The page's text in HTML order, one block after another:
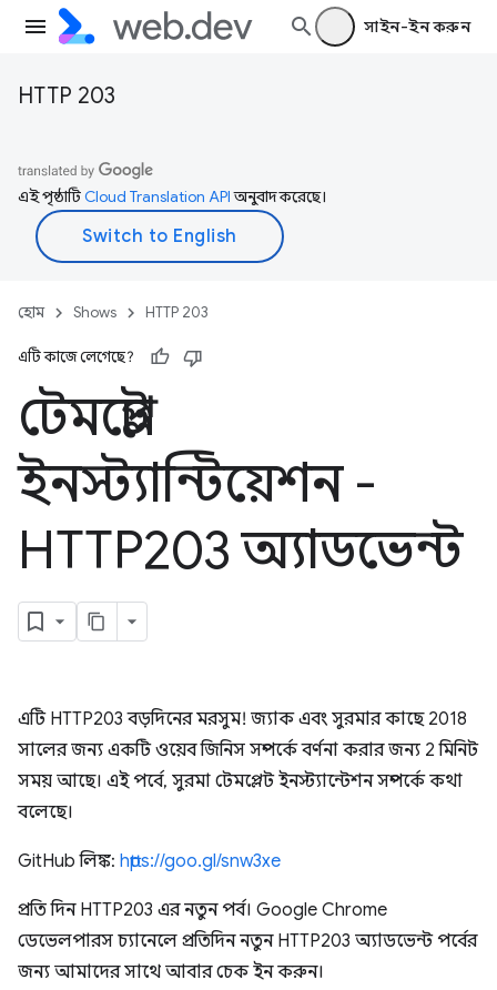
সাইন-ইন করুন
HTTP 203
এই পৃষ্ঠাটিCloud Translation APIঅনুবাদ করেছে।
হোম Shows HTTP 203
এটি কাজে লেগেছে?
টেমপ্লেট
ইনস্ট্যান্টিয়েশন -
HTTP203 অ্যাডভেন্ট
এটি HTTP203 বড়দিনের মরসুম! জ্যাক এবং সুরমার কাছে 2018
সালের জন্য একটি ওয়েব জিনিস সম্পর্কে বর্ণনা করার জন্য 2 মিনিট
সময় আছে। এই পর্বে, সুরমা টেমপ্লেট ইনস্ট্যান্টেশন সম্পর্কে কথা
বলেছে।
GitHub লিঙ্ক: https://goo.gl/snw3xe
প্রতি দিন HTTP203 এর নতুন পর্ব। Google Chrome
ডেভেলপারস চ্যানেলে প্রতিদিন নতুন HTTP203 অ্যাডভেন্ট পর্বের
জন্য আমাদের সাথে আবার চেক ইন করুন।